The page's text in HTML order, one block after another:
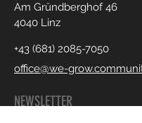
Am Gründberghof 46
4040 Linz
+43 (681) 2085-7050
office@we-
NEWSLETTER